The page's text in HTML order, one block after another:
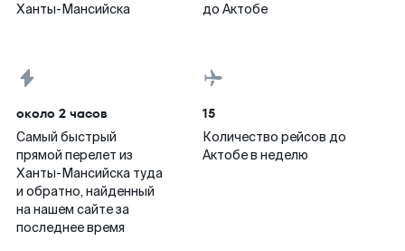
Ханты-Мансийска
до Актобе
около 2 часов
Самый быстрый
прямой перелет из
Ханты-Мансийска туда
и обратно, найденный
на нашем сайте за
последнее время
15
Количество рейсов до
Актобе в неделю